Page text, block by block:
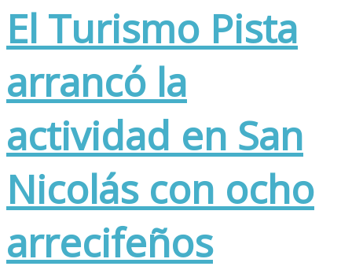
El Turismo Pista
arrancó la
actividad en San
Nicolás con ocho
arrecifeños